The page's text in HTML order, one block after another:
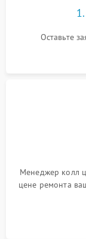
Оставьте
Менеджер колл
цене ремонта